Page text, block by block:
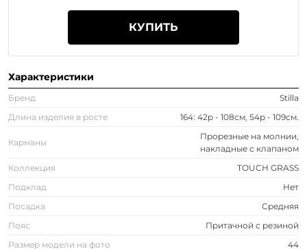
КУПИТЬ
Характеристики
Бренд
Stilla
Длина изделия в росте
164: 42р - 108см, 54р - 109см.
Карманы
Прорезные на молнии,
накладные с клапаном
Коллекция
TOUCH GRASS
Подклад
Нет
Посадка
Средняя
Пояс
Притачной с резиной
Размер модели на фото
44